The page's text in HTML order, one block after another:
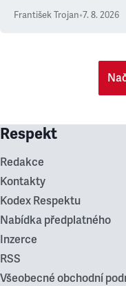
František Trojan•7. 8. 2026
Respekt
Redakce
Kontakty
Kodex Respektu
Nabídka předplatného
Inzerce
RSS
Všeobecné obchodní